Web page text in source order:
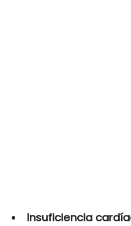
Insuficiencia